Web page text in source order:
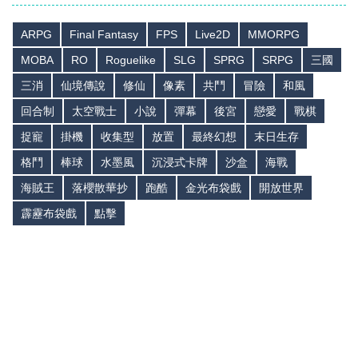
ARPG Final Fantasy FPS Live2D
MMORPG
MOBA
RO Roguelike SLG SPRG SRPG
三國
三消
仙境傳說 修仙 像素 共鬥 冒險
和風
回合制
太空戰士 小說 彈幕 後宮 戀愛
戰棋
捉寵
掛機 收集型 放置 最終幻想
末日生存
格鬥
棒球 水墨風 沉浸式卡牌 沙盒
海戰
海賊王
落櫻散華抄 跑酷 金光布袋戲
開放世界
霹靂布袋戲
點擊